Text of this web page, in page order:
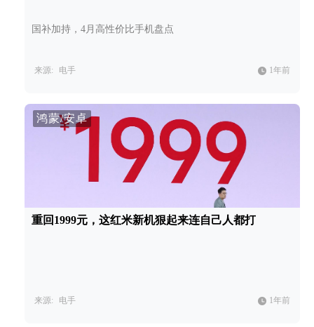
国补加持，4月高性价比手机盘点
来源: 电手 1年前
鸿蒙/安卓
重回1999元，这红米新机狠起来连自己人都打
来源: 电手 1年前